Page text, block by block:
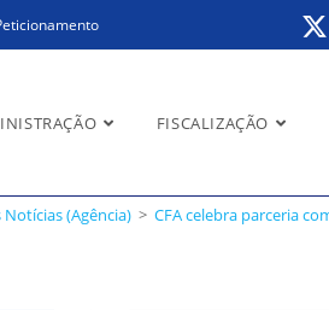
FISCALIZAÇÃO
Notícias (Agência) > CFA celebra parceria